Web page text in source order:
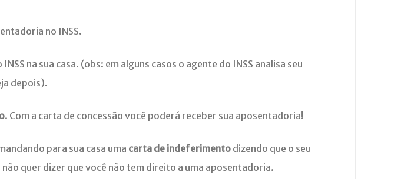
no INSS.
na sua casa. (obs: em alguns casos o agente do INSS analisa seu
depois).
. Com a carta de concessão você poderá receber sua aposentadoria!
para sua casa uma carta de indeferimento dizendo que o seu
quer dizer que você não tem direito a uma aposentadoria.